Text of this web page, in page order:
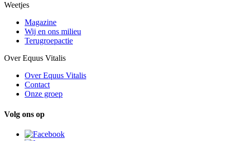
Weetjes
Magazine
Wij en ons milieu
Terugroepactie
Over Equus Vitalis
Over Equus Vitalis
Contact
Onze groep
Volg ons op